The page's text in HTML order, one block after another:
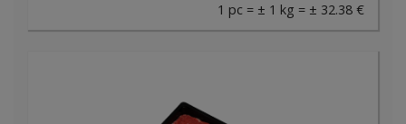
1 pc = ± 1 kg = ± 32.38 €